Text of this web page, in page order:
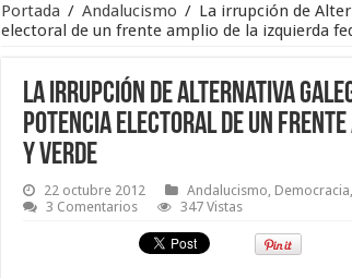
Portada / Andalucismo / La irrupción de
electoral de un frente amplio de la izquierda
La irrupción de Alternativa
potencia electoral de un
y verde
22 octubre 2012 Andalucismo, Democracia,
3 Comentarios
347 Vistas